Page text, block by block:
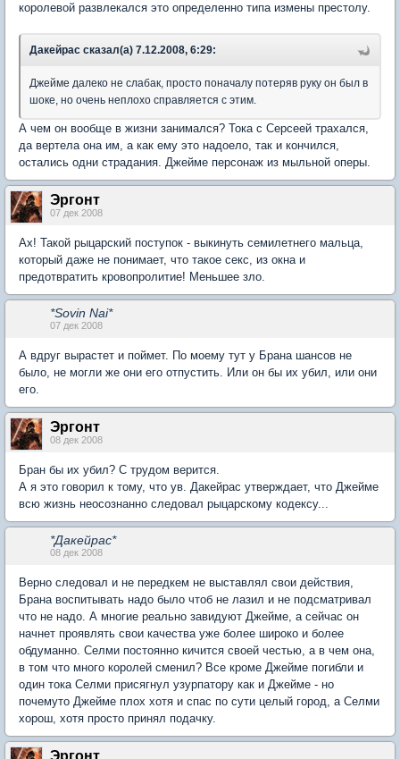
королевой развлекался это определенно типа измены престолу.
Дакейрас сказал(а) 7.12.2008, 6:29:
Джейме далеко не слабак, просто поначалу потеряв руку он был в
шоке, но очень неплохо справляется с этим.
А чем он вообще в жизни занимался? Тока с Серсеей трахался,
да вертела она им, а как ему это надоело, так и кончился,
остались одни страдания. Джейме персонаж из мыльной оперы.
Эргонт
07 дек 2008
Ах! Такой рыцарский поступок - выкинуть семилетнего мальца,
который даже не понимает, что такое секс, из окна и
предотвратить кровопролитие! Меньшее зло.
*Sovin Nai*
07 дек 2008
А вдруг вырастет и поймет. По моему тут у Брана шансов не
было, не могли же они его отпустить. Или он бы их убил, или они
его.
Эргонт
08 дек 2008
Бран бы их убил? С трудом верится.
А я это говорил к тому, что ув. Дакейрас утверждает, что Джейме
всю жизнь неосознанно следовал рыцарскому кодексу...
*Дакейрас*
08 дек 2008
Верно следовал и не передкем не выставлял свои действия,
Брана воспитывать надо было чтоб не лазил и не подсматривал
что не надо. А многие реально завидуют Джейме, а сейчас он
начнет проявлять свои качества уже более широко и более
обдуманно. Селми постоянно кичится своей честью, а в чем она,
в том что много королей сменил? Все кроме Джейме погибли и
один тока Селми присягнул узурпатору как и Джейме - но
почемуто Джейме плох хотя и спас по сути целый город, а Селми
хорош, хотя просто принял подачку.
Эргонт